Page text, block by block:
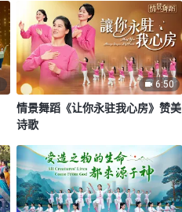
6:50
情景舞蹈《让你永驻我心房》赞美
诗歌